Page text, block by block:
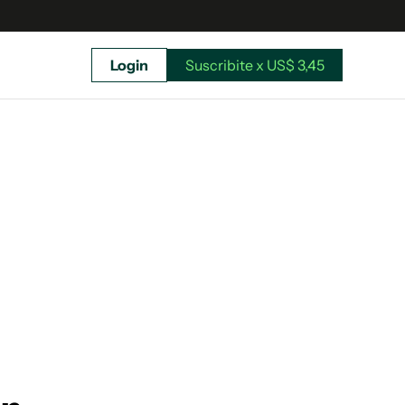
Login Suscribite x US$ 3,45